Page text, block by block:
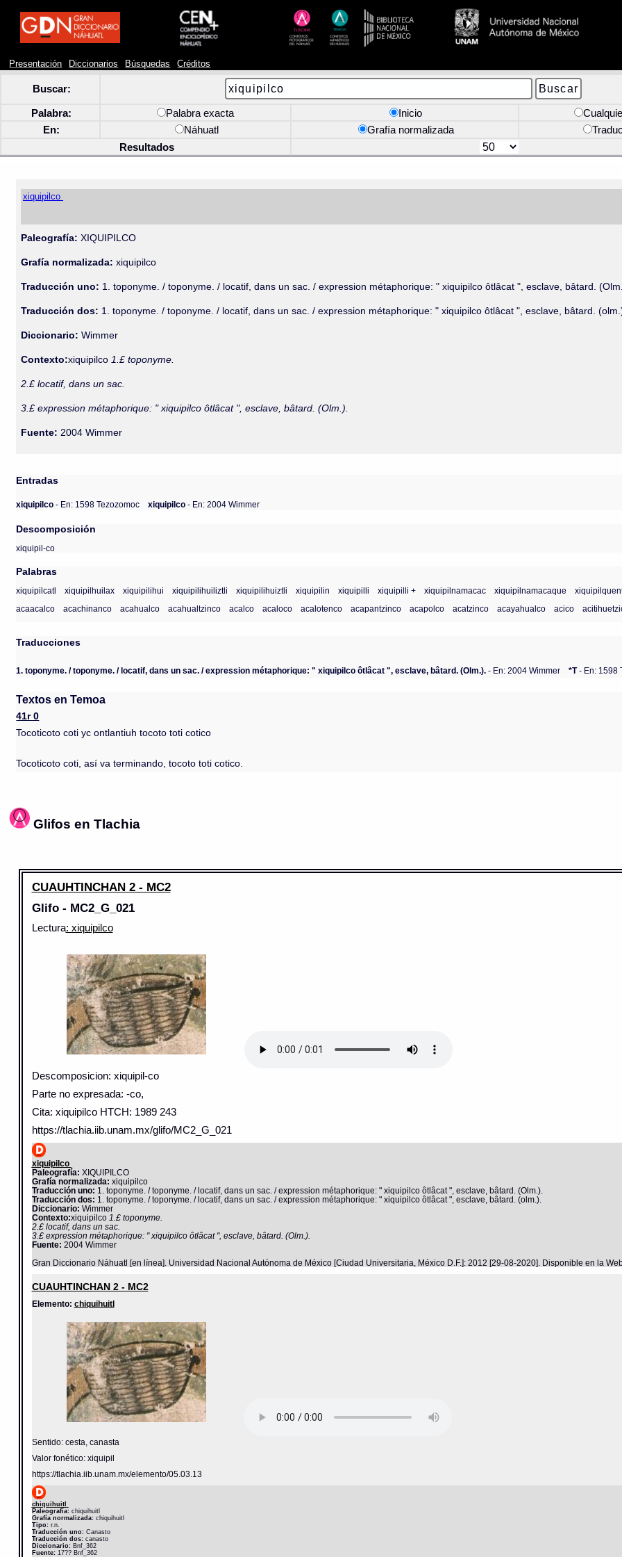
Presentación Diccionarios Búsquedas Créditos
Buscar:
Palabra: Palabra exacta Inicio
En:
Náhuatl Grafía normalizada
Resultados
xiquipilco
Paleografía: XIQUIPILCO
Grafía normalizada: xiquipilco
Traducción uno: 1. toponyme. / toponyme. / locatif, dans un sac. / expression métaphorique: " xiquipilco ôtlâcat ", esclave, bâtard.
Traducción dos: 1. toponyme. / toponyme. / locatif, dans un sac. / expression métaphorique: " xiquipilco ôtlâcat ", esclave, bâtard.
Diccionario:Wimmer
Contexto:xiquipilco 1.£ toponyme.
2.£ locatif, dans un sac.
3.£ expression métaphorique: " xiquipilco ôtlâcat ", esclave, bâtard. (Olm.).
Fuente: 2004 Wimmer
Entradas
xiquipilco- En: 1598 Tezozomoc xiquipilco- En: 2004 Wimmer
Descomposición
xiquipil-co
Palabras
xiquipilcatl xiquipilhuilax xiquipilihui xiquipilihuiliztli xiquipilihuiztli xiquipilin xiquipilli xiquipilli + xiquipilnamacac xiquipilnamacaque
acaacalco
acachinanco acahualco acahualtzinco acalco acaloco acalotenco acapantzinco acapolco acatzinco acayahualco acico
Traducciones
1. toponyme. / toponyme. / locatif, dans un sac. / expression métaphorique: " xiquipilco ôtlâcat ", esclave, bâtard. (Olm.). - En: 2004 Wimmer *T- En: 1598
Textos en Temoa
41r 0
Tocoticoto coti yc ontlantiuh tocoto toti cotico
Tocoticoto coti, así va terminando, tocoto toti cotico.
Glifos en Tlachia
CUAUHTINCHAN 2 - MC2
Glifo - MC2_G_021
Lectura: xiquipilco
Descomposicion: xiquipil-co
Parte no expresada: -co,
Cita: xiquipilco HTCH: 1989 243
https://tlachia.iib.unam.mx/glifo/MC2_G_021
xiquipilco
Paleografía: XIQUIPILCO
Grafía normalizada: xiquipilco
Traducción uno: 1. toponyme. / toponyme. / locatif, dans un sac. / expression métaphorique: " xiquipilco ôtlâcat ", esclave, bâtard. (Olm.).
Traducción dos: 1. toponyme. / toponyme. / locatif, dans un sac. / expression métaphorique: " xiquipilco ôtlâcat ", esclave, bâtard. (olm.).
Diccionario: Wimmer
Contexto:xiquipilco 1.£ toponyme.
2.£ locatif, dans un sac.
3.£ expression métaphorique: " xiquipilco ôtlâcat ", esclave, bâtard. (Olm.).
Fuente: 2004 Wimmer
Gran Diccionario Náhuatl [en línea]. Universidad Nacional Autónoma de México [Ciudad Universitaria, México D.F.]: 2012 [29-08-2020]. Disponible en la
CUAUHTINCHAN 2 - MC2
Elemento: chiquihuitl
Sentido: cesta, canasta
Valor fonético: xiquipil
https://tlachia.iib.unam.mx/elemento/05.03.13
chiquihuitl
Paleografía:chiquihuitl
Grafía normalizada:chiquihuitl
Tipo:r.n.
Traducción uno:Canasto
Traducción dos:canasto
Diccionario: Bnf_362
Fuente:17?? Bnf_362